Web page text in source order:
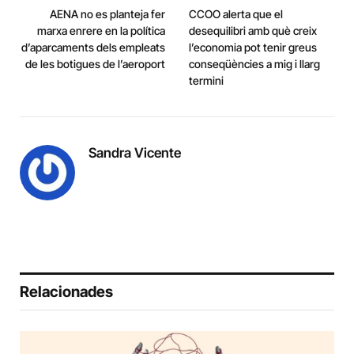
AENA no es planteja fer
marxa enrere en la política
d’aparcaments dels empleats
de les botigues de l’aeroport
CCOO alerta que el
desequilibri amb què creix
l’economia pot tenir greus
conseqüències a mig i llarg
termini
Sandra Vicente
Relacionades